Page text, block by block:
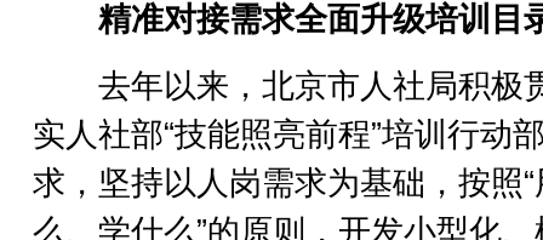
精准对接需求全面升级培训目
去年以来，北京市人社局积极
实人社部“技能照亮前程”培训行动
求，坚持以人岗需求为基础，按照
么、学什么”的原则，开发小型化